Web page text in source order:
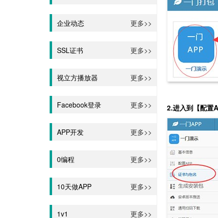
企业动态 更多>>
SSL证书 更多>>
视立方播放器 更多>>
Facebook登录 更多>>
APP开发 更多>>
0编程 更多>>
10天做APP 更多>>
1v1 更多>>
2.进入到【配置